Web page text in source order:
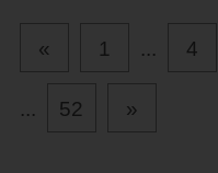
« 1 ... 4
... 52 »